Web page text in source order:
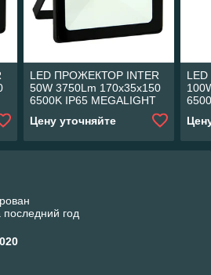
LED ПРОЖЕКТОР INTER
50W 3750Lm 170x35x150
6500K IP65 MEGALIGHT
Цену уточняйте
год